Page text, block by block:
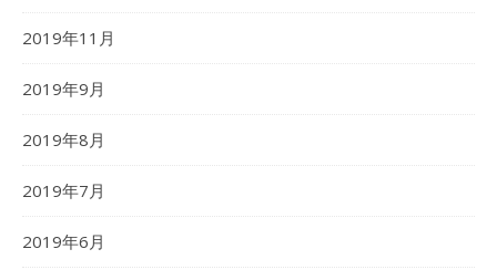
2019年11月
2019年9月
2019年8月
2019年7月
2019年6月